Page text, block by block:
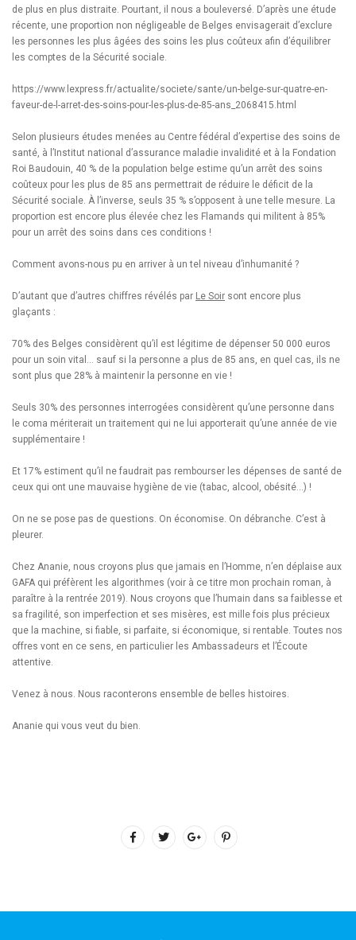
de plus en plus distraite. Pourtant, il nous a bouleversé. D’après une étude
récente, une proportion non négligeable de Belges envisagerait d’exclure
les personnes les plus âgées des soins les plus coûteux afin d’équilibrer
les comptes de la Sécurité sociale.
https://www.lexpress.fr/actualite/societe/sante/un-belge-sur-quatre-en-
faveur-de-l-arret-des-soins-pour-les-plus-de-85-ans_2068415.html
Selon plusieurs études menées au Centre fédéral d’expertise des soins de
santé, à l’Institut national d’assurance maladie invalidité et à la Fondation
Roi Baudouin, 40 % de la population belge estime qu’un arrêt des soins
coûteux pour les plus de 85 ans permettrait de réduire le déficit de la
Sécurité sociale. À l’inverse, seuls 35 % s’opposent à une telle mesure. La
proportion est encore plus élevée chez les Flamands qui militent à 85%
pour un arrêt des soins dans ces conditions !
Comment avons-nous pu en arriver à un tel niveau d’inhumanité ?
D’autant que d’autres chiffres révélés par Le Soir sont encore plus
glaçants :
70% des Belges considèrent qu’il est légitime de dépenser 50 000 euros
pour un soin vital… sauf si la personne a plus de 85 ans, en quel cas, ils ne
sont plus que 28% à maintenir la personne en vie !
Seuls 30% des personnes interrogées considèrent qu’une personne dans
le coma mériterait un traitement qui ne lui apporterait qu’une année de vie
supplémentaire !
Et 17% estiment qu’il ne faudrait pas rembourser les dépenses de santé de
ceux qui ont une mauvaise hygiène de vie (tabac, alcool, obésité…) !
On ne se pose pas de questions. On économise. On débranche. C’est à
pleurer.
Chez Ananie, nous croyons plus que jamais en l’Homme, n’en déplaise aux
GAFA qui préfèrent les algorithmes (voir à ce titre mon prochain roman, à
paraître à la rentrée 2019). Nous croyons que l’humain dans sa faiblesse et
sa fragilité, son imperfection et ses misères, est mille fois plus précieux
que la machine, si fiable, si parfaite, si économique, si rentable. Toutes nos
offres vont en ce sens, en particulier les Ambassadeurs et l’Écoute
attentive.
Venez à nous. Nous raconterons ensemble de belles histoires.
Ananie qui vous veut du bien.